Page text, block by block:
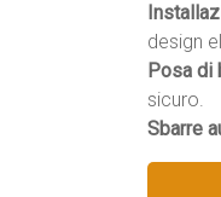
design
Posa di
sicuro.
Sbarre